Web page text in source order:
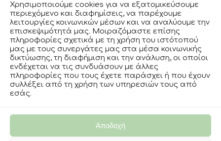
Χρησιμοποιούμε cookies για να εξατομικεύσουμε
περιεχόμενο και διαφημίσεις, να παρέχουμε
λειτουργίες κοινωνικών μέσων και να αναλύουμε την
επισκεψιμότητά μας. Μοιραζόμαστε επίσης
πληροφορίες σχετικά με τη χρήση του ιστότοπού
μας με τους συνεργάτες μας στα μέσα κοινωνικής
δικτύωσης, τη διαφήμιση και την ανάλυση, οι οποίοι
ενδέχεται να τις συνδυάσουν με άλλες
πληροφορίες που τους έχετε παράσχει ή που έχουν
συλλέξει από τη χρήση των υπηρεσιών τους από
εσάς.
Αποδοχή
facebook
instagram
ΟΡΟΙ ΧΡΗΣΗΣ
ΠΟΛΙΤΙΚΗ ΑΚΥΡΩΣΕΩΝ